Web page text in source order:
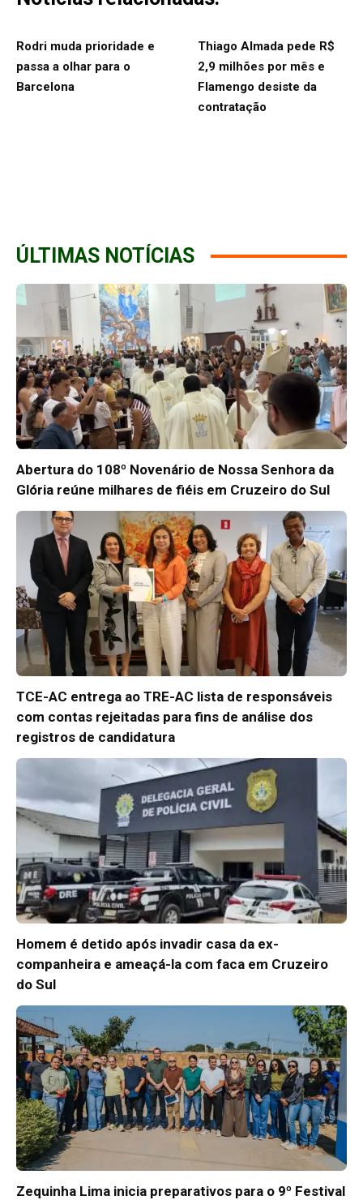
Rodri muda prioridade e
passa a olhar para o
Barcelona
Thiago Almada pede R$
2,9 milhões por mês e
Flamengo desiste da
contratação
ÚLTIMAS NOTÍCIAS
Abertura do 108º Novenário de Nossa Senhora da
Glória reúne milhares de fiéis em Cruzeiro do Sul
TCE-AC entrega ao TRE-AC lista de responsáveis
com contas rejeitadas para fins de análise dos
registros de candidatura
Homem é detido após invadir casa da ex-
companheira e ameaçá-la com faca em Cruzeiro
do Sul
Zequinha Lima inicia preparativos para o 9º Festival